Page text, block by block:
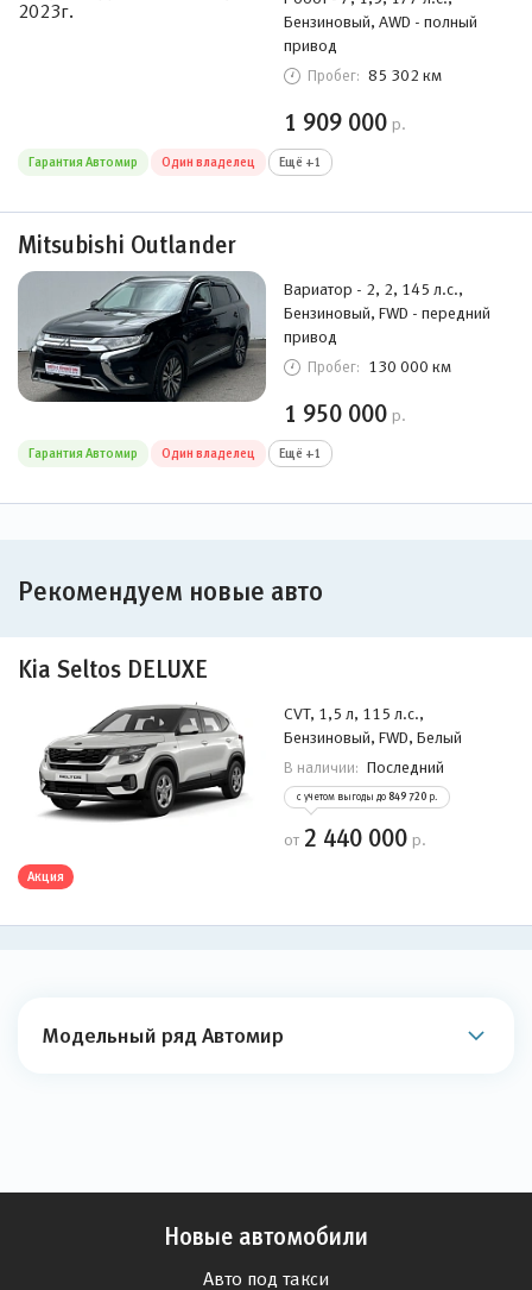
Бензиновый, AWD - полный
привод
Пробег: 85 302 км
1 909 000 р.
Гарантия Автомир Один владелец Ещё +1
Mitsubishi Outlander
Вариатор - 2, 2, 145 л.с.,
Бензиновый, FWD - передний
привод
Пробег: 130 000 км
1 950 000 р.
Гарантия Автомир Один владелец Ещё +1
Рекомендуем новые авто
Kia Seltos DELUXE
CVT, 1,5 л, 115 л.с.,
Бензиновый, FWD, Белый
В наличии: Последний
с учетом выгоды до 849 720 р.
от 2 440 000 р.
Акция
Модельный ряд Автомир
Новые автомобили
Авто под такси